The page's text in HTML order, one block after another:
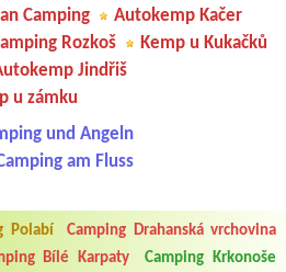
Camping
Autokemp Kačer
Rozkoš Kemp u Kukačků
Jindřiš
u zámku
und Angeln
am Fluss
Polabí
Camping Drahanská vrchovina
Bílé Karpaty Camping Krkonoše
1.8. 2026. Kemp jako takový je pěkný.